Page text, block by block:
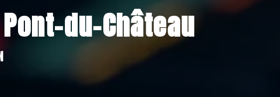
du-Château